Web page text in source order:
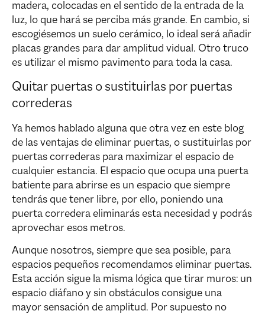
madera, colocadas en el sentido de la entrada de la
luz, lo que hará se perciba más grande. En cambio, si
escogiésemos un suelo cerámico, lo ideal será añadir
placas grandes para dar amplitud vidual. Otro truco
es utilizar el mismo pavimento para toda la casa.
Quitar puertas o sustituirlas por puertas
correderas
Ya hemos hablado alguna que otra vez en este blog
de las ventajas de eliminar puertas, o sustituirlas por
puertas correderas para maximizar el espacio de
cualquier estancia. El espacio que ocupa una puerta
batiente para abrirse es un espacio que siempre
tendrás que tener libre, por ello, poniendo una
puerta corredera eliminarás esta necesidad y podrás
aprovechar esos metros.
Aunque nosotros, siempre que sea posible, para
espacios pequeños recomendamos eliminar puertas.
Esta acción sigue la misma lógica que tirar muros: un
espacio diáfano y sin obstáculos consigue una
mayor sensación de amplitud. Por supuesto no